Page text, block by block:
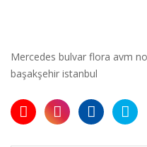
Mercedes bulvar flora avm
başakşehir istanbul